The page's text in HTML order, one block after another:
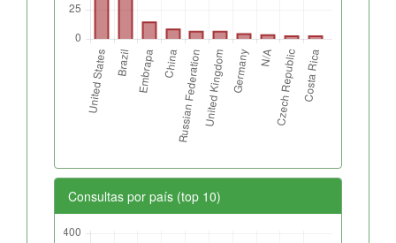
Consultas por país (top 10)